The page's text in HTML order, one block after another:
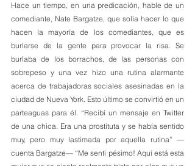
Hace un tiempo, en una predicación, hable de un
comediante, Nate Bargatze, que solía hacer lo que
hacen la mayoría de los comediantes, que es
burlarse de la gente para provocar la risa. Se
burlaba de los borrachos, de las personas con
sobrepeso y una vez hizo una rutina alarmante
acerca de trabajadoras sociales asesinadas en la
ciudad de Nueva York. Esto último se convirtió en un
parteaguas para él. “Recibí un mensaje en Twitter
de una chica. Era una prostituta y se había sentido
muy, pero muy lastimada por aquella rutina” —
cuenta Bargatze— “Me sentí pésimo! Aquí está esta